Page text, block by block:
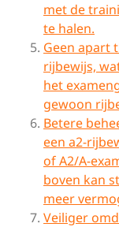
met de
te halen.
Geen apart
rijbewijs,
het
gewoon
Betere
een a2-
of A2/A-
boven kan
meer
Veiliger